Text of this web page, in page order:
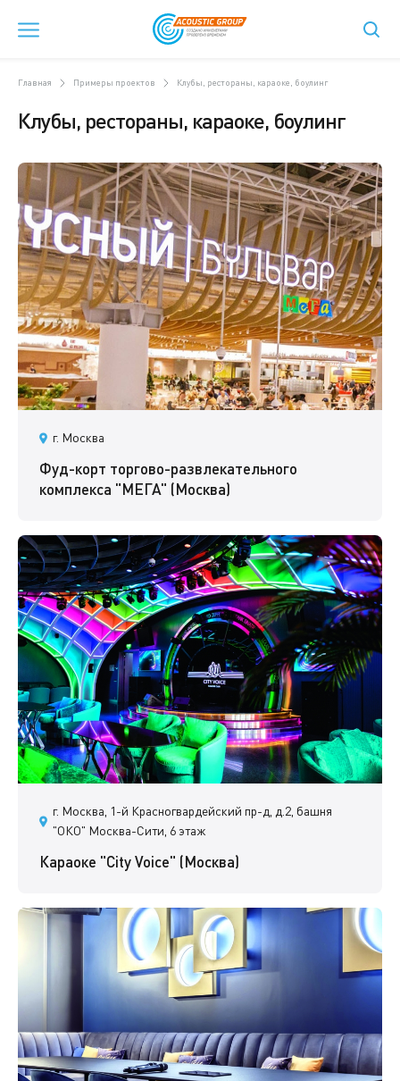
Главная Примеры проектов Клубы, рестораны, караоке, боулинг
Клубы, рестораны, караоке, боулинг
г. Москва
Фуд-корт торгово-развлекательного
комплекса "МЕГА" (Москва)
г. Москва, 1-й Красногвардейский пр-д, д.2, башня
"ОКО" Москва-Сити, 6 этаж
Караоке "City Voice" (Москва)